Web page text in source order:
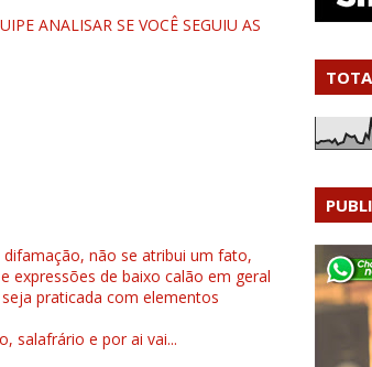
ANALISAR SE VOCÊ SEGUIU AS
não se atribui um fato,
de baixo calão em geral
praticada com elementos
salafrário e por ai vai...